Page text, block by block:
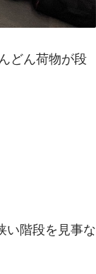
どん荷物が段
い階段を見事な